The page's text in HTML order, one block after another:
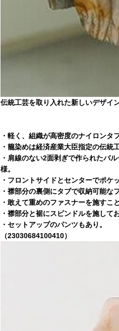
伝統工芸を取り入れた新しいデザイ
・軽く、組織が高密度のナイロンタ
・籠染めは経済産業大臣指定の伝統
・肩線のない2面剥ぎで作られたバ
様。
・フロントサイドとセンターでポケ
・襟部分の裏側にタブで収納可能
・敢えて重めのファスナーを施すこ
・襟部分と裾にスピンドルを施して
・セットアップのパンツもあり。
（23030684100410）